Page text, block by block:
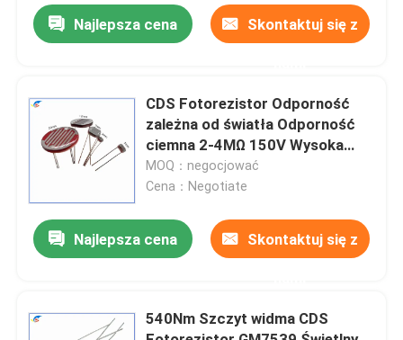
Wycieczka po fabryce
Kontrola jakości
Skontaktuj się z nami
Nowości
Termistor PTC
Najlepsza cena Skontaktuj się z
CDS Fotorezistor Odporność
zależna od światła Odporność
ciemna 2-4MΩ 150V Wysoka
wrażliwość do pomiaru prądu
fotoelektrycznego
MOQ：negocjować
Cena：Negotiate
Najlepsza cena Skontaktuj się z
540Nm Szczyt widma CDS